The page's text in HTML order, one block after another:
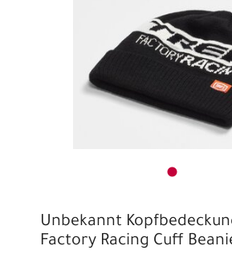
Unbekannt
Factory Racing Cuff